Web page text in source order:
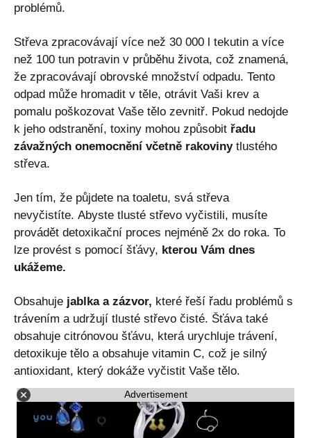
problémů.
Střeva zpracovávají více než 30 000 l tekutin a více
než 100 tun potravin v průběhu života, což znamená,
že zpracovávají obrovské množství odpadu. Tento
odpad může hromadit v těle, otrávit Vaši krev a
pomalu poškozovat Vaše tělo zevnitř. Pokud nedojde
k jeho odstranění, toxiny mohou způsobit řadu
závažných onemocnění včetně rakovinytlustého
střeva.
Jen tím, že půjdete na toaletu, svá střeva
nevyčistíte. Abyste tlusté střevo vyčistili, musíte
provádět detoxikační proces nejméně 2x do roka. To
lze provést s pomocí šťávy, kterou Vám dnes
ukážeme.
Obsahuje jablka a zázvor, které řeší řadu problémů s
trávením a udržují tlusté střevo čisté. Šťáva také
obsahuje citrónovou šťávu, která urychluje trávení,
detoxikuje tělo a obsahuje vitamin C, což je silný
antioxidant, který dokáže vyčistit Vaše tělo.
Advertisement